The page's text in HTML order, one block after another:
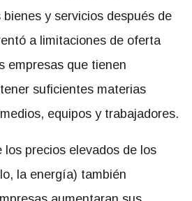
y servicios después de
a limitaciones de oferta
empresas que tienen
suficientes materias
equipos y trabajadores.
precios elevados de los
la energía) también